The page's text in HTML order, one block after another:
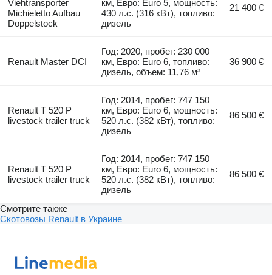
Viehtransporter
Michieletto Aufbau
Doppelstock
км, Евро: Euro 5, мощность:
430 л.с. (316 кВт), топливо:
дизель
21 400 €
Renault Master DCI
Год: 2020, пробег: 230 000
км, Евро: Euro 6, топливо:
дизель, объем: 11,76 м³
36 900 €
Renault T 520 P
livestock trailer truck
Год: 2014, пробег: 747 150
км, Евро: Euro 6, мощность:
520 л.с. (382 кВт), топливо:
дизель
86 500 €
Renault T 520 P
livestock trailer truck
Год: 2014, пробег: 747 150
км, Евро: Euro 6, мощность:
520 л.с. (382 кВт), топливо:
дизель
86 500 €
Смотрите также
Скотовозы Renault в Украине